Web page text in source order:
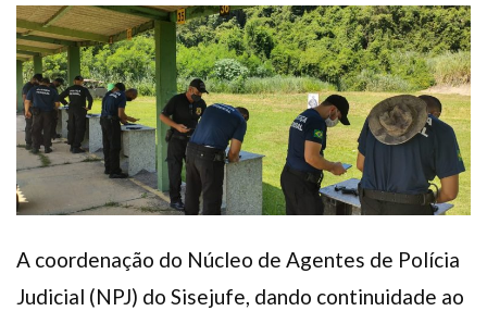
A coordenação do Núcleo de Agentes de Polícia
Judicial (NPJ) do Sisejufe, dando continuidade ao
Plano de Saúde
Assistência Funeral
Pós-graduação
FacebookInstagramTwitter YoutubeTikTok Whatsapp